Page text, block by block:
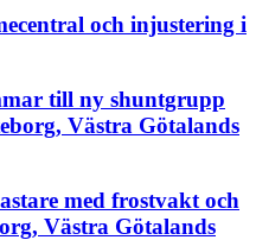
och injustering i
till ny shuntgrupp
Västra Götalands
med frostvakt och
Västra Götalands